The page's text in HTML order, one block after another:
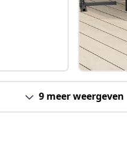
9 meer weergeven